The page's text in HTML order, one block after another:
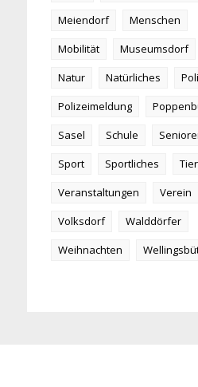
Meiendorf
Menschen
Mobilität
Museumsdorf
Natur
Natürliches
Polizeimeldung
Sasel
Schule
Sport
Sportliches
Veranstaltungen
Verein
Volksdorf
Walddörfer
Weihnachten